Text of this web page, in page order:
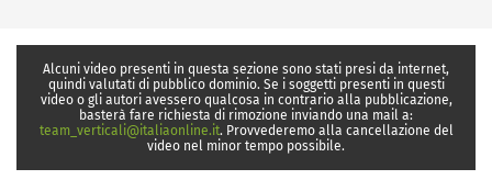
Alcuni video presenti in questa sezione sono stati presi da internet,
quindi valutati di pubblico dominio. Se i soggetti presenti in questi
video o gli autori avessero qualcosa in contrario alla pubblicazione,
basterà fare richiesta di rimozione inviando una mail a:
team_verticali@italiaonline.it. Provvederemo alla cancellazione del
video nel minor tempo possibile.